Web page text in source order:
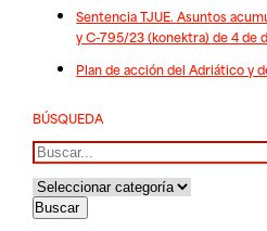
Sentencia TJUE. Asuntos
y C-795/23 (konektra) de 4 de
Plan de acción del Adriático y
BÚSQUEDA
Buscar